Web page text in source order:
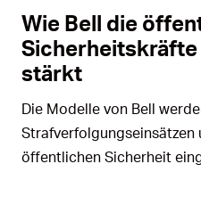
Wie Bell die
Sicherheitskräfte
stärkt
Die Modelle von Bell
Strafverfolgungseinsätzen
öffentlichen Sicherheit